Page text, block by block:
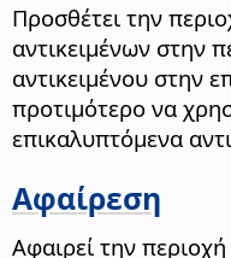
Προσθέτει την
αντικειμένων στην
αντικειμένου στην
προτιμότερο να
επικαλυπτόμενα
Αφαίρεση
Αφαιρεί την